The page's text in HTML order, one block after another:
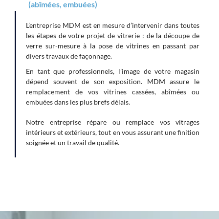
(abîmées, embuées)
L’entreprise MDM est en mesure d’intervenir dans toutes
les étapes de votre projet de vitrerie : de la découpe de
verre sur-mesure à la pose de vitrines en passant par
divers travaux de façonnage.
En tant que professionnels, l’image de votre magasin
dépend souvent de son exposition. MDM assure le
remplacement de vos vitrines cassées, abîmées ou
embuées dans les plus brefs délais.
Notre entreprise répare ou remplace vos vitrages
intérieurs et extérieurs, tout en vous assurant une finition
soignée et un travail de qualité.